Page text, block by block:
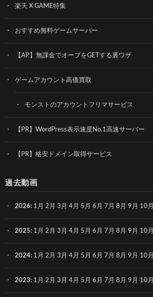
楽天 X GAME特集
おすすめ無料ゲームサーバー
【AP】無課金でオーブをGETする裏ワザ
ゲームアカウント高価買取
モンストのアカウントフリマサービス
【PR】WordPress表示速度No.1高速サーバー
【PR】格安ドメイン取得サービス
過去動画
2026: 1月 2月 3月 4月 5月 6月 7月 8月 9月 10月
2025: 1月 2月 3月 4月 5月 6月 7月 8月 9月 10月
2024: 1月 2月 3月 4月 5月 6月 7月 8月 9月 10月
2023: 1月 2月 3月 4月 5月 6月 7月 8月 9月 10月